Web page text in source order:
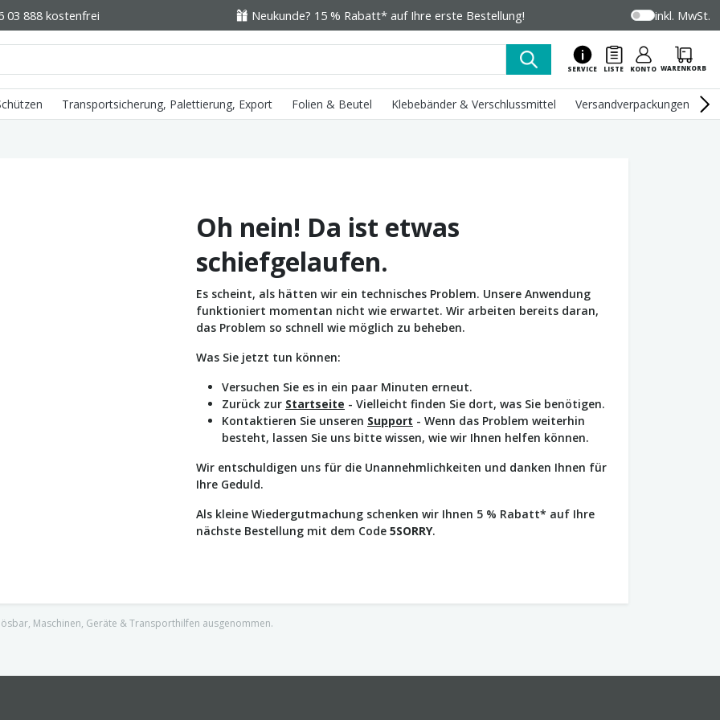
03 888 kostenfrei Neukunde? 15 % Rabatt* auf Ihre erste Bestellung! inkl. MwSt.
SERVICE LISTE KONTO WARENKORB
Transportsicherung, Palettierung, Export Folien & Beutel Klebebänder & Verschlussmittel Versandverpackungen
Oh nein! Da ist etwas
schiefgelaufen.
Es scheint, als hätten wir ein technisches Problem. Unsere Anwendung
funktioniert momentan nicht wie erwartet. Wir arbeiten bereits daran,
das Problem so schnell wie möglich zu beheben.
Was Sie jetzt tun können:
Versuchen Sie es in ein paar Minuten erneut.
Zurück zur Startseite - Vielleicht finden Sie dort, was Sie benötigen.
Kontaktieren Sie unseren Support - Wenn das Problem weiterhin
besteht, lassen Sie uns bitte wissen, wie wir Ihnen helfen können.
Wir entschuldigen uns für die Unannehmlichkeiten und danken Ihnen für
Ihre Geduld.
Als kleine Wiedergutmachung schenken wir Ihnen 5 % Rabatt* auf Ihre
nächste Bestellung mit dem Code 5SORRY.
Maschinen, Geräte & Transporthilfen ausgenommen.